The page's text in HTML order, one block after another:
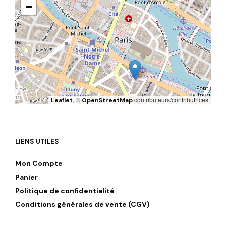
−
Leaflet, ©OpenStreetMapcontributeurs/contributrices
LIENS UTILES
Mon Compte
Panier
Politique de confidentialité
Conditions générales de vente (CGV)